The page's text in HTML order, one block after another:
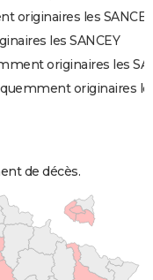
originaires les SANCEY
les SANCEY
originaires les
originaires
de décès.